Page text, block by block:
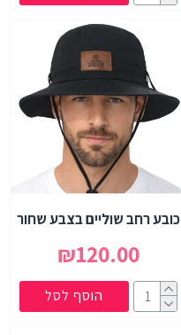
כובע רחב שוליים בצבע שחור
₪120.00
הוסף לסל